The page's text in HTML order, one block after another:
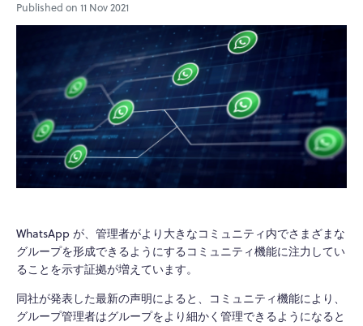
Published on 11 Nov 2021
WhatsApp が、管理者がより大きなコミュニティ内でさまざまな
グループを形成できるようにするコミュニティ機能に注力してい
ることを示す証拠が増えています。
同社が発表した最新の声明によると、コミュニティ機能により、
グループ管理者はグループをより細かく管理できるようになると